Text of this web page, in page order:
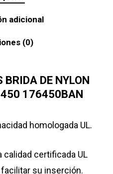
adicional
(0)
DE NYLON
176450BAN
homologada UL.
calidad certificada UL
su inserción.